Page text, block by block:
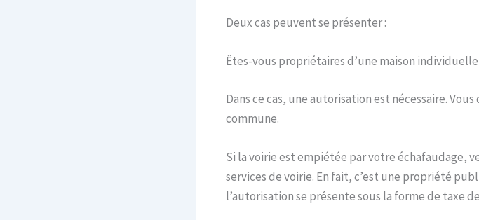
Deux cas peuvent se présenter :
Êtes-vous propriétaires d’une maison individuelle
Dans ce cas, une autorisation est nécessaire.
commune.
Si la voirie est empiétée par votre échafaudage,
services de voirie. En fait, c’est une propriété
l’autorisation se présente sous la forme de taxe